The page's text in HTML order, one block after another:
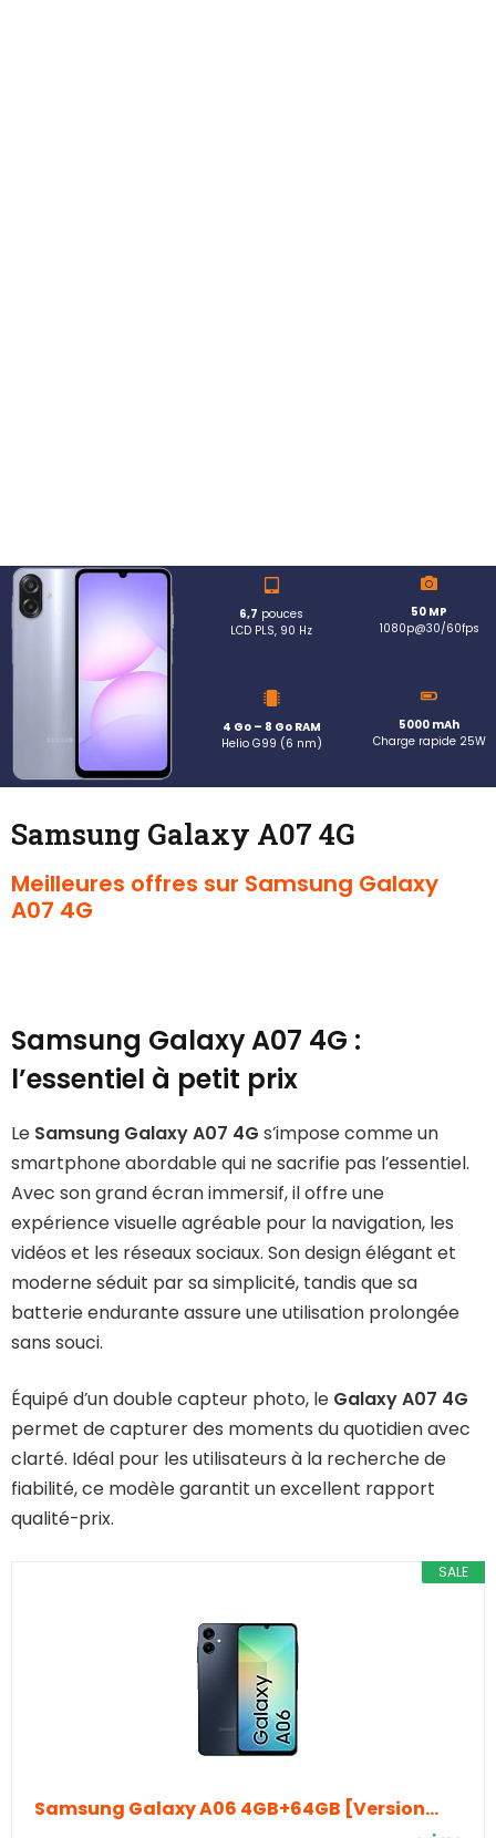
6,7 pouces
LCD PLS, 90 Hz
50 MP
1080p@30/60fps
4 Go – 8 Go RAM
Helio G99 (6 nm)
5000 mAh
Charge rapide 25W
Samsung Galaxy A07 4G
Meilleures offres sur Samsung Galaxy
A07 4G
Samsung Galaxy A07 4G :
l’essentiel à petit prix
Le Samsung Galaxy A07 4G s’impose comme un
smartphone abordable qui ne sacrifie pas l’essentiel.
Avec son grand écran immersif, il offre une
expérience visuelle agréable pour la navigation, les
vidéos et les réseaux sociaux. Son design élégant et
moderne séduit par sa simplicité, tandis que sa
batterie endurante assure une utilisation prolongée
sans souci.
Équipé d’un double capteur photo, le Galaxy A07 4G
permet de capturer des moments du quotidien avec
clarté. Idéal pour les utilisateurs à la recherche de
fiabilité, ce modèle garantit un excellent rapport
qualité-prix.
SALE
Samsung Galaxy A06 4GB+64GB [Version…